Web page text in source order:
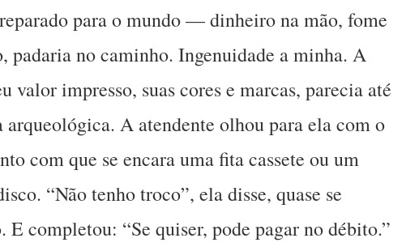
para o mundo — dinheiro na mão, fome
padaria no caminho. Ingenuidade a minha. A
valor impresso, suas cores e marcas, parecia até
A atendente olhou para ela com o
com que se encara uma fita cassete ou um
“Não tenho troco”, ela disse, quase se
E completou: “Se quiser, pode pagar no débito.”